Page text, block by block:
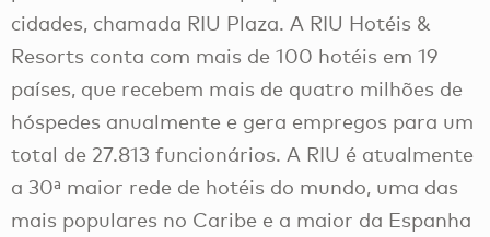
cidades, chamada RIU Plaza. A RIU Hotéis &
Resorts conta com mais de 100 hotéis em 19
países, que recebem mais de quatro milhões de
hóspedes anualmente e gera empregos para um
total de 27.813 funcionários. A RIU é atualmente
a 30ª maior rede de hotéis do mundo, uma das
mais populares no Caribe e a maior da Espanha